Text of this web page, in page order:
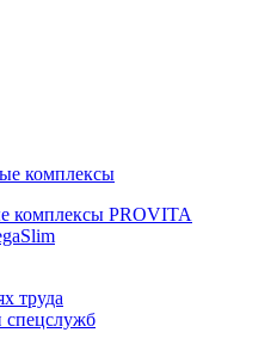
комплексы
комплексы PROVITA
труда
спецслужб